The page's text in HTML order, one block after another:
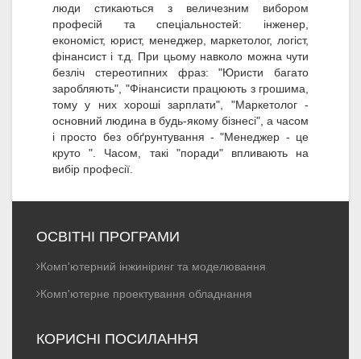
люди стикаються з величезним вибором
професій та спеціальностей: інженер,
економіст, юрист, менеджер, маркетолог, логіст,
фінансист і т.д. При цьому навколо можна чути
безліч стереотипних фраз: "Юристи багато
заробляють", "Фінансисти працюють з грошима,
тому у них хороші зарплати", "Маркетолог -
основний людина в будь-якому бізнесі", а часом
і просто без обґрунтування - "Менеджер - це
круто ". Часом, такі "поради" впливають на
вибір професії.
ОСВІТНІ ПРОГРАМИ
Комп'ютерний інжиніринг та моделювання
Комп'ютерне проектування обладнання
КОРИСНІ ПОСИЛАННЯ